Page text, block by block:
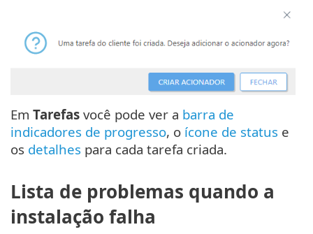
Em Tarefas você pode ver a barra de
indicadores de progresso, o ícone de status e
os detalhes para cada tarefa criada.
Lista de problemas quando a
instalação falha